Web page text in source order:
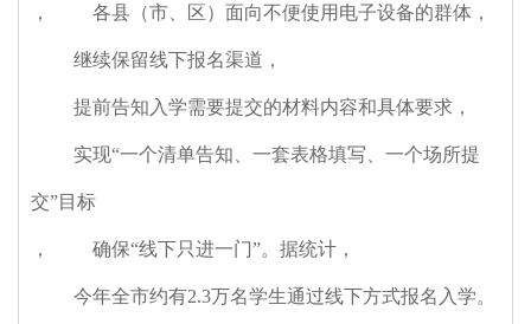
， 各县（市、区）面向不便使用电子设备的群体 ，
继续保留线下报名渠道 ，
提前告知入学需要提交的材料内容和具体要求 ，
实现“一个清单告知、一套表格填写、一个场所提
交”目标
， 确保“线下只进一门”。据统计 ，
今年全市约有2.3万名学生通过线下方式报名入学。